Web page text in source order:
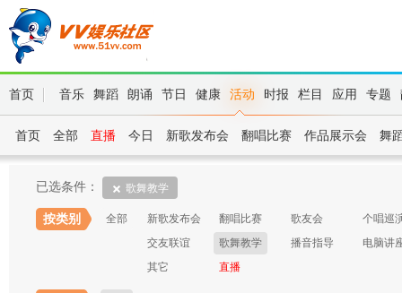
首页 音乐 舞蹈 朗诵 节日 健康 活动 时报 栏目 应用 专题
首页 全部 直播 今日 新歌发布会 翻唱比赛 作品展示会 舞
已选条件： 歌舞教学
按类别 全部 新歌发布会 翻唱比赛 歌友会
个唱巡
交友联谊
歌舞教学 播音指导
电脑讲
其它
直播